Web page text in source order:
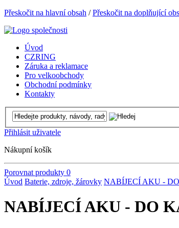
Přeskočit na hlavní obsah /Přeskočit na doplňující
Úvod
CZRING
Záruka a reklamace
Pro velkoobchody
Obchodní podmínky
Kontakty
Přihlásit uživatele
Nákupní košík
Porovnat produkty 0
Úvod Baterie, zdroje, žárovky NABÍJECÍ AKU -
NABÍJECÍ AKU - DO